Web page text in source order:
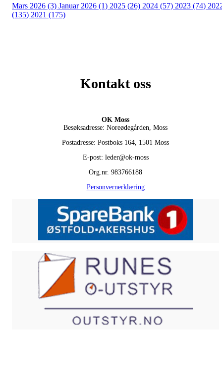
Mars 2026 (3) Januar 2026 (1) 2025 (26) 2024 (57) 2023 (74)
(135) 2021 (175)
Kontakt oss
OK Moss
Besøksadresse: Noreødegården, Moss
Postadresse: Postboks 164, 1501 Moss
E-post: leder@ok-moss
Org.nr. 983766188
Personvernerklæring